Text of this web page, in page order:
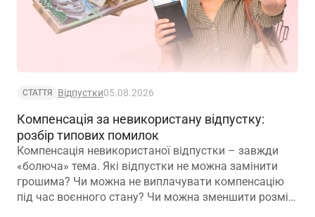
СТАТТЯ Відпустки05.08.2026
Компенсація за невикористану відпустку:
розбір типових помилок
Компенсація невикористаної відпустки – завжди
«болюча» тема. Які відпустки не можна замінити
грошима? Чи можна не виплачувати компенсацію
під час воєнного стану? Чи можна зменшити розмір